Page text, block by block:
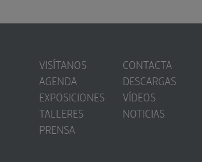
VISÍTANOS
AGENDA
EXPOSICIONES
TALLERES
PRENSA
CONTACTA
DESCARGAS
VÍDEOS
NOTICIAS